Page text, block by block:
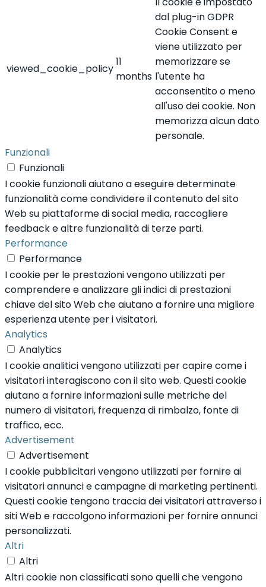
viewed_cookie_policy
11
months
dal plug-in GDPR
Cookie Consent e
viene utilizzato per
memorizzare se
l'utente ha
acconsentito o meno
all'uso dei cookie. Non
memorizza alcun dato
personale.
Funzionali
Funzionali
I cookie funzionali aiutano a eseguire determinate
funzionalità come condividere il contenuto del sito
Web su piattaforme di social media, raccogliere
feedback e altre funzionalità di terze parti.
Performance
Performance
I cookie per le prestazioni vengono utilizzati per
comprendere e analizzare gli indici di prestazioni
chiave del sito Web che aiutano a fornire una migliore
esperienza utente per i visitatori.
Analytics
Analytics
I cookie analitici vengono utilizzati per capire come i
visitatori interagiscono con il sito web. Questi cookie
aiutano a fornire informazioni sulle metriche del
numero di visitatori, frequenza di rimbalzo, fonte di
traffico, ecc.
Advertisement
Advertisement
I cookie pubblicitari vengono utilizzati per fornire ai
visitatori annunci e campagne di marketing pertinenti.
Questi cookie tengono traccia dei visitatori attraverso i
siti Web e raccolgono informazioni per fornire annunci
personalizzati.
Altri
Altri
Altri cookie non classificati sono quelli che vengono